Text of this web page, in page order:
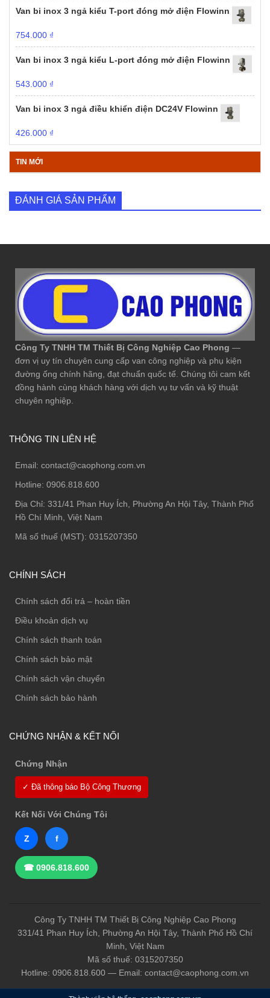
Van bi inox 3 ngả kiểu T-port đóng mở điện Flowinn
754.000 ₫
Van bi inox 3 ngả kiểu L-port đóng mở điện Flowinn
543.000 ₫
Van bi inox 3 ngả điều khiển điện DC24V Flowinn
426.000 ₫
TIN MỚI
ĐÁNH GIÁ SẢN PHẨM
Công Ty TNHH TM Thiết Bị Công Nghiệp Cao Phong —
đơn vị uy tín chuyên cung cấp van công nghiệp và phụ kiện
đường ống chính hãng, đạt chuẩn quốc tế. Chúng tôi cam kết
đồng hành cùng khách hàng với dịch vụ tư vấn và kỹ thuật
chuyên nghiệp.
THÔNG TIN LIÊN HỆ
Email: contact@caophong.com.vn
Hotline: 0906.818.600
Địa Chỉ: 331/41 Phan Huy Ích, Phường An Hội Tây, Thành Phố
Hồ Chí Minh, Việt Nam
Mã số thuế (MST): 0315207350
CHÍNH SÁCH
Chính sách đổi trả – hoàn tiền
Điều khoản dịch vụ
Chính sách thanh toán
Chính sách bảo mật
Chính sách vận chuyển
Chính sách bảo hành
CHỨNG NHẬN & KẾT NỐI
Chứng Nhận
✓ Đã thông báo Bộ Công Thương
Kết Nối Với Chúng Tôi
Z f
☎ 0906.818.600
Công Ty TNHH TM Thiết Bị Công Nghiệp Cao Phong
331/41 Phan Huy Ích, Phường An Hội Tây, Thành Phố Hồ Chí
Minh, Việt Nam
Mã số thuế: 0315207350
Hotline: 0906.818.600 — Email: contact@caophong.com.vn